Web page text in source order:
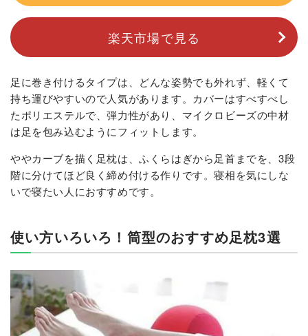
楽天市場で見る
足に巻き付けるタイプは、どんな姿勢でも外れず、軽くて
持ち運びやすいので人気があります。カバーはすべすべし
たポリエステルで、弾力性があり、マイクロビーズの中材
は足を包み込むようにフィットします。
ややカーブを描く足枕は、ふくらはぎから足首までを、3段
階に分けてほど良く締め付ける作りです。寝相を気にしな
いで寝たい人におすすめです。
使い方いろいろ！筒型のおすすめ足枕3選